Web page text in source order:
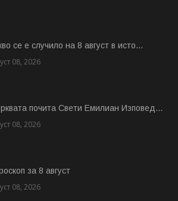
се е случило на 8 август в исто...
08, 2026
почита Свeти Емилиан Изповед...
08, 2026
за 8 август
08, 2026